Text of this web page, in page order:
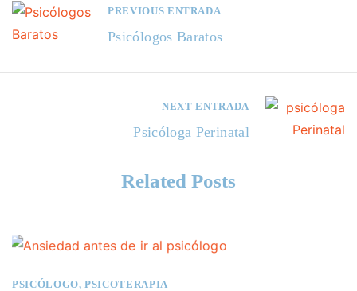
PREVIOUS ENTRADA
Psicólogos Baratos
NEXT ENTRADA
Psicóloga Perinatal
Related Posts
PSICÓLOGO,PSICOTERAPIA